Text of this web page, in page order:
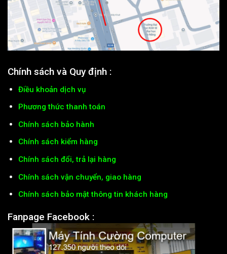
Chính sách và Quy định :
Điều khoản dịch vụ
Phương thức thanh toán
Chính sách bảo hành
Chính sách kiểm hàng
Chính sách đổi, trả lại hàng
Chính sách vận chuyển, giao hàng
Chính sách bảo mật thông tin khách hàng
Fanpage Facebook :